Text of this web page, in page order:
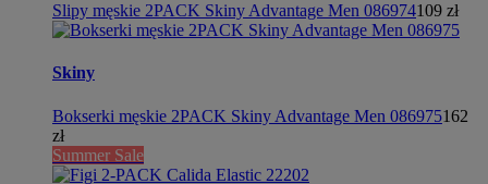
Slipy męskie 2PACK Skiny Advantage Men 086974109 zł
Skiny
Bokserki męskie 2PACK Skiny Advantage Men 086975162
zł
Summer Sale